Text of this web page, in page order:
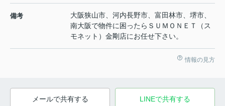
備考
大阪狭山市、河内長野市、富田林市、堺市、
南大阪で物件に困ったらＳＵＭＯＮＥＴ（ス
モネット）金剛店にお任せ下さい。
情報の見方
メールで共有する LINEで共有する